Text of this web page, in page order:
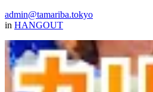
admin@tamariba.tokyo
in HANGOUT